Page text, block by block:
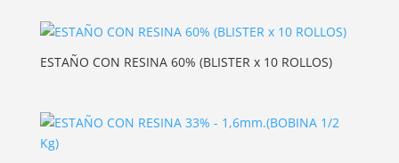
ESTAÑO CON RESINA 60% (BLISTER x 10 ROLLOS)